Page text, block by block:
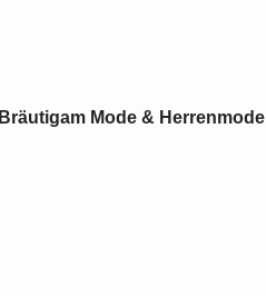
Bräutigam Mode & Herrenmode